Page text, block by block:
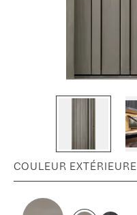
COULEUR EXTÉRIEURE